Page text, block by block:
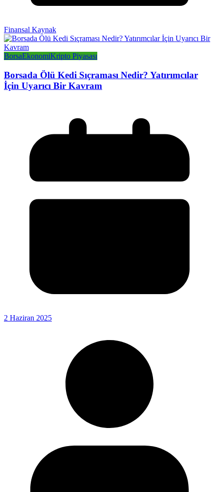
Finansal Kaynak
BorsaEkonomiKripto Piyasası
Borsada Ölü Kedi Sıçraması Nedir? Yatırımcılar
İçin Uyarıcı Bir Kavram
2 Haziran 2025